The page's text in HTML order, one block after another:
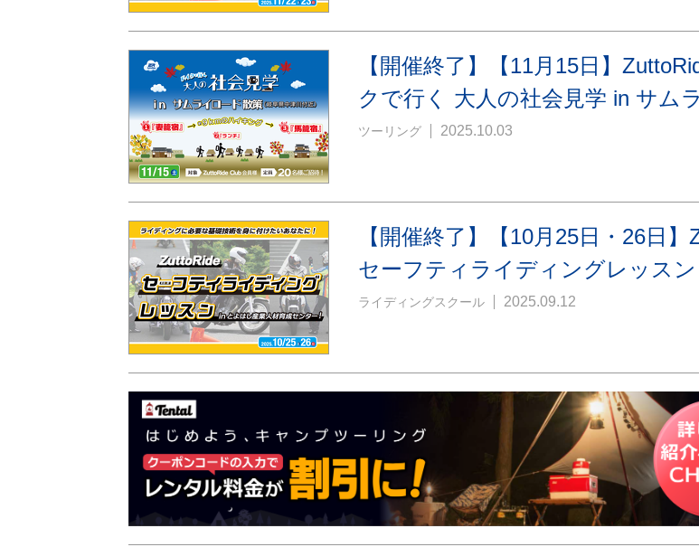
【開催終了】【11月15日】
クで行く 大人の社会見学 in サム
ツーリング 2025.10.03
【開催終了】【10月25日・26日】
セーフティライディングレッス
ライディングスクール 2025.09.12